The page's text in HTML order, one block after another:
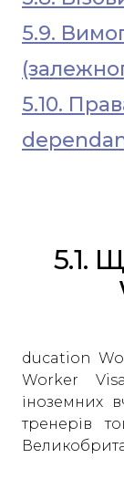
5.9.
5.10.
5.1.
ducation
Worker
іноземних
тренерів